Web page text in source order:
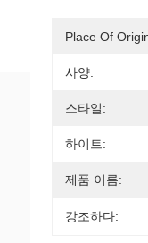
Place Of
사양:
스타일:
하이트:
제품 이름:
강조하다: